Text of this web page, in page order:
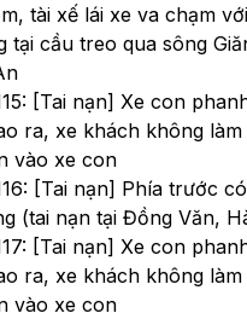
tài xế lái xe va chạm
tại cầu treo qua sông
[Tai nạn] Xe con
ra, xe khách không
vào xe con
[Tai nạn] Phía trước
(tai nạn tại Đồng Văn,
[Tai nạn] Xe con
ra, xe khách không
vào xe con